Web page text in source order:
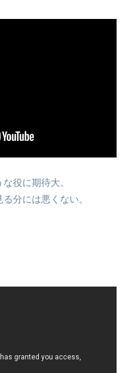
役に期待大。
分には悪くない。